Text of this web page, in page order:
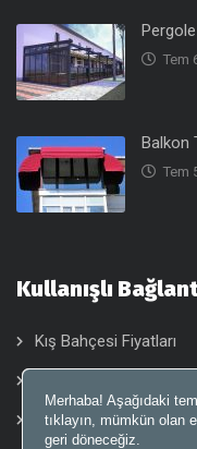
Tem
Balkon
Tem
Kullanışlı
Kış Bahçesi Fiyatları
Pergola Tente
Merhaba! Aşağıdaki
tıklayın, mümkün olan
geri döneceğiz.